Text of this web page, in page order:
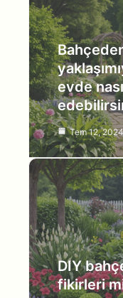
evde
Tem 12, 2024
DIY
fikirleri